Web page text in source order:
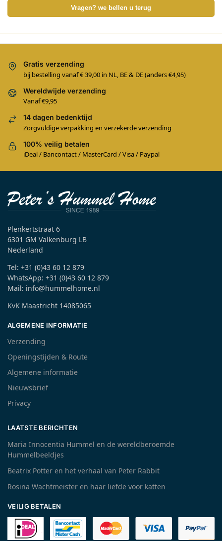
Vragen? we bellen u terug
Gratis verzending
bij bestelling vanaf € 39,00 in NL, BE & DE (anders €4,95)
Wereldwijde verzending
Vanaf €9,95
14 dagen bedenktijd
Zorgvuldige verpakking en verzekerde verzending
100% veilig betalen
iDeal / Bancontact / MasterCard / Visa / Paypal
Plenkertstraat 6
6301 GM Valkenburg LB
Nederland
Tel: +31 (0)43 60 12 879
WhatsApp: +31 (0)43 60 12 879
Mail: info@hummelhome.nl
KvK Maastricht 14085065
ALGEMENE INFORMATIE
Verzending
Openingstijden & Route
Algemene informatie
Nieuwsbrief
Privacy
LAATSTE BERICHTEN
Maria Innocentia Hummel en de wereldberoemde
Hummelbeeldjes
Beatrix Potter en het verhaal van Peter Rabbit
Rosina Wachtmeister en haar liefde voor katten
VEILIG BETALEN